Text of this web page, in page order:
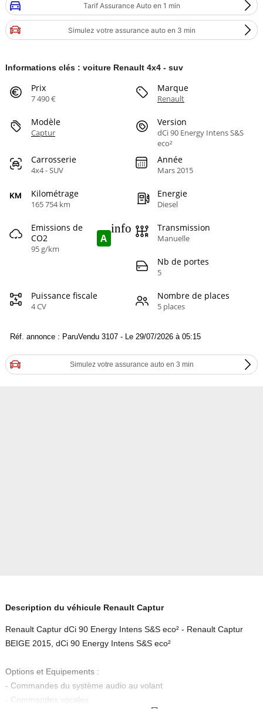
Tarif Assurance Auto en 1 min
Simulez votre assurance auto en 3 min
Informations clés : voiture Renault 4x4 - suv
Prix
7 490 €
Marque
Renault
Modèle
Captur
Version
dCi 90 Energy Intens S&S
eco²
Carrosserie
4x4 - SUV
Année
Mars 2015
Kilométrage
165 754 km
Energie
Diesel
Emissions de
CO2
95 g/km
A
info Transmission
Manuelle
Nb de portes
5
Puissance fiscale
4 CV
Nombre de places
5 places
Réf. annonce : ParuVendu 3107 - Le 29/07/2026 à 05:15
Simulez votre assurance auto en 3 min
Description du véhicule Renault Captur
Renault Captur dCi 90 Energy Intens S&S eco² - Renault Captur
BEIGE 2015, dCi 90 Energy Intens S&S eco²
Options et Equipements :
- Commandes du système audio au volant
- Commandes vocales